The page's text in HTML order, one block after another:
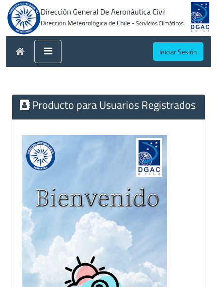
Iniciar Sesión
Producto para Usuarios Registrados